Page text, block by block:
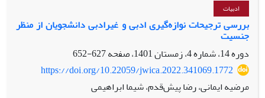
ادبیات
بررسی ترجیحات نوازه‌گیری ادبی و غیرادبی دانشجویان از منظر
جنسیت
دوره 14، شماره 4، زمستان 1401، صفحه
627-652
https://doi.org/10.22059/jwica.2022.341069.1772
مرضیه ایمانی، رضا پیش‌قدم، شیما ابراهیمی